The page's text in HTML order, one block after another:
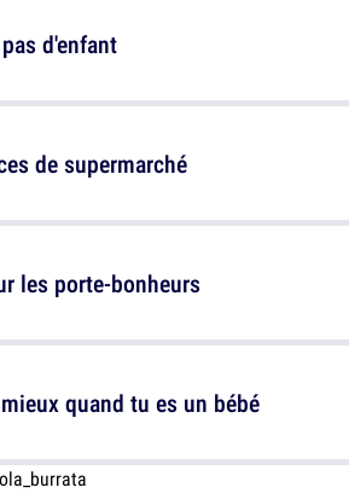
de supermarché
quand tu es un bébé
d'enfant
les porte-bonheurs